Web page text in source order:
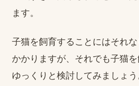
ます。
子猫を飼育することにはそれ
かかりますが、それでも子猫を
ゆっくりと検討してみましょう